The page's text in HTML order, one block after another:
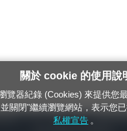
電話：1933（市話、手機，僅限發現
關於 cookie 的使用說
覽器紀錄 (Cookies) 來提供您
關閉"繼續瀏覽網站，表示您
私權宣告 。